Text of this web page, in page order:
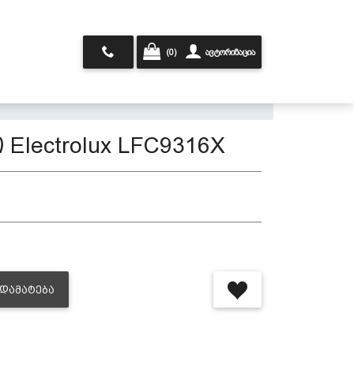
(0) ავტორიზაცია
LFC9316X